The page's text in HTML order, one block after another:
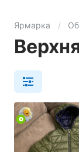
Ярмарка